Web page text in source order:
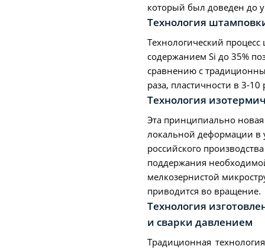
который был доведен до
Технология
Технологический
содержанием Si до 35%
сравнению с
раза, пластичности в 3-
Технология
Эта принципиально новая
локальной деформации в
российского
поддержания
мелкозернистой
приводится во вращение.
Технология
и сварки давлением
Традиционная